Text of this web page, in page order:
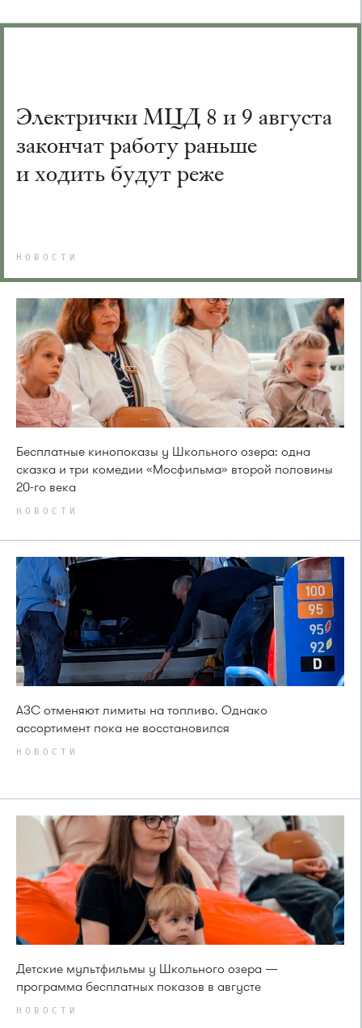
Электрички МЦД 8 и 9 августа
закончат работу раньше
и ходить будут реже
НОВОСТИ
Бесплатные кинопоказы у Школьного озера: одна
сказка и три комедии «Мосфильма» второй половины
20-го века
НОВОСТИ
АЗС отменяют лимиты на топливо. Однако
ассортимент пока не восстановился
НОВОСТИ
Детские мультфильмы у Школьного озера —
программа бесплатных показов в августе
НОВОСТИ